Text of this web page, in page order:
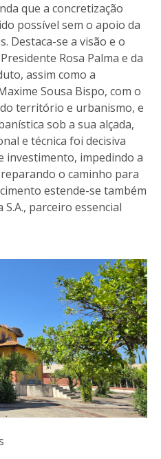
que a concretização
possível sem o apoio da
Destaca-se a visão e o
Rosa Palma e da
assim como a
Sousa Bispo, com o
território e urbanismo, e
sob a sua alçada,
e técnica foi decisiva
investimento, impedindo a
o caminho para
estende-se também
parceiro essencial